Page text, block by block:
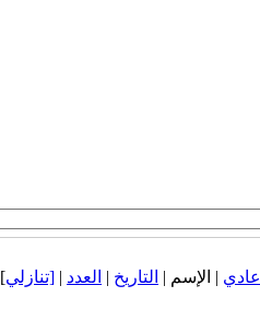
عادي | الإسم | التاريخ | العدد | [تنازلي]